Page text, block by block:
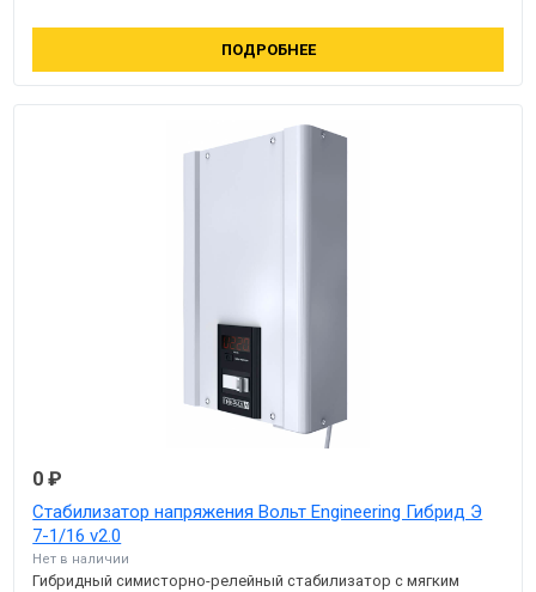
ПОДРОБНЕЕ
0 ₽
Стабилизатор напряжения Вольт Engineering Гибрид Э
7-1/16 v2.0
Нет в наличии
Гибридный симисторно-релейный стабилизатор с мягким